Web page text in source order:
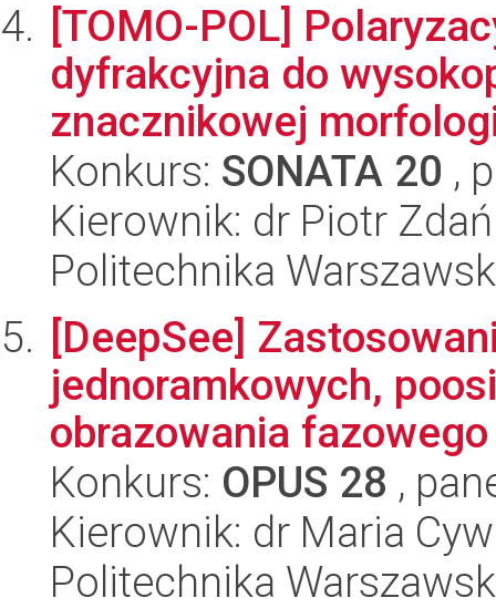
[TOMO-POL]
dyfrakcyjna do
znacznikowej
Konkurs: SONATA 20 ,
Kierownik: dr Piotr
Politechnika
[DeepSee]
jednoramkowych,
obrazowania fazowego
Konkurs: OPUS 28 ,
Kierownik: dr Maria
Politechnika